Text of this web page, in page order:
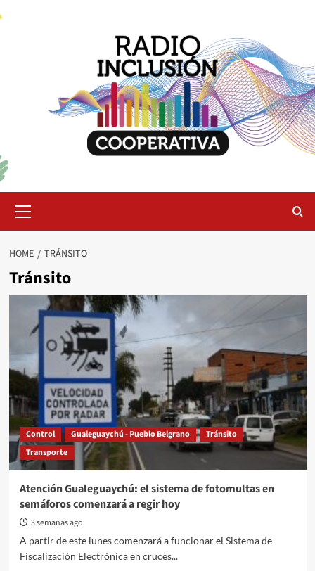
Menu
HOME TRÁNSITO
Tránsito
Control Gualeguaychú - Pueblo Belgrano
Tránsito
Transporte
Atención Gualeguaychú: el sistema de fotomultas en
semáforos comenzará a regir hoy
3 semanas ago
A partir de este lunes comenzará a funcionar el Sistema de
Fiscalización Electrónica en cruces...